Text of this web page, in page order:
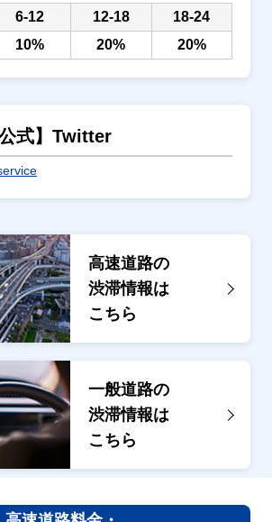
6-12 12-18
18-24
10% 20% 20%
式】Twitter
高速道路の
渋滞情報は
こちら
一般道路の
渋滞情報は
こちら